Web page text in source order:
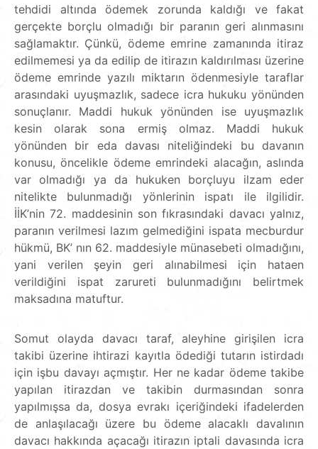
tehdidi altında ödemek zorunda kaldığı ve fakat
gerçekte borçlu olmadığı bir paranın geri alınmasını
sağlamaktır. Çünkü, ödeme emrine zamanında itiraz
edilmemesi ya da edilip de itirazın kaldırılması üzerine
ödeme emrinde yazılı miktarın ödenmesiyle taraflar
arasındaki uyuşmazlık, sadece icra hukuku yönünden
sonuçlanır. Maddi hukuk yönünden ise uyuşmazlık
kesin olarak sona ermiş olmaz. Maddi hukuk
yönünden bir eda davası niteliğindeki bu davanın
konusu, öncelikle ödeme emrindeki alacağın, aslında
var olmadığı ya da hukuken borçluyu ilzam eder
nitelikte bulunmadığı yönlerinin ispatı ile ilgilidir.
İİK’nin 72. maddesinin son fıkrasındaki davacı yalnız,
paranın verilmesi lazım gelmediğini ispata mecburdur
hükmü, BK’ nın 62. maddesiyle münasebeti olmadığını,
yani verilen şeyin geri alınabilmesi için hataen
verildiğini ispat zarureti bulunmadığını belirtmek
maksadına matuftur.
Somut olayda davacı taraf, aleyhine girişilen icra
takibi üzerine ihtirazi kayıtla ödediği tutarın istirdadı
için işbu davayı açmıştır. Her ne kadar ödeme takibe
yapılan itirazdan ve takibin durmasından sonra
yapılmışsa da, dosya evrakı içeriğindeki ifadelerden
de anlaşılacağı üzere bu ödeme alacaklı davalının
davacı hakkında açacağı itirazın iptali davasında icra